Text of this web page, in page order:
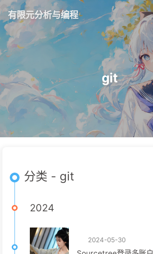
有限元分析与编程
git
分类 - git
2024
2024-05-30